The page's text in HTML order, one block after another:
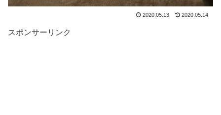
2020.05.13 2020.05.14
スポンサーリンク